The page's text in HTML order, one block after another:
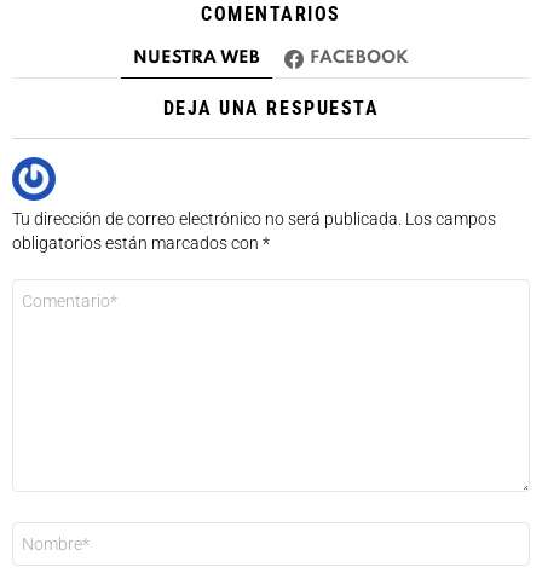
COMENTARIOS
NUESTRA WEB FACEBOOK
DEJA UNA RESPUESTA
Tu dirección de correo electrónico no será publicada. Los campos
obligatorios están marcados con *